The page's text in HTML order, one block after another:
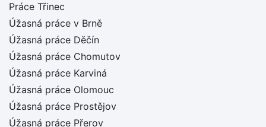
Práce Třinec
Úžasná práce v Brně
Úžasná práce Děčín
Úžasná práce Chomutov
Úžasná práce Karviná
Úžasná práce Olomouc
Úžasná práce Prostějov
Úžasná práce Přerov